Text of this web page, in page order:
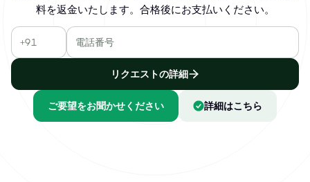
料を返金いたします。合格後にお支払いください。
リクエストの詳細
ご要望をお聞かせください 詳細はこちら